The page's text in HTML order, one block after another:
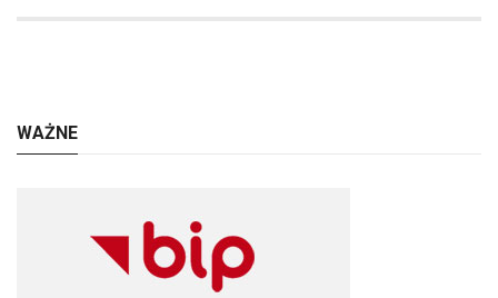
WAŻNE